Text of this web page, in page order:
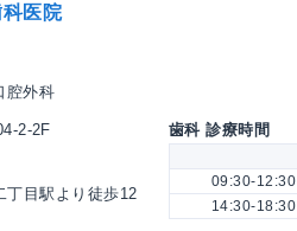
医院
腔外科
2-2F
丁目駅より徒歩12
歯科 診療時間
09:30-12:30
14:30-18:30